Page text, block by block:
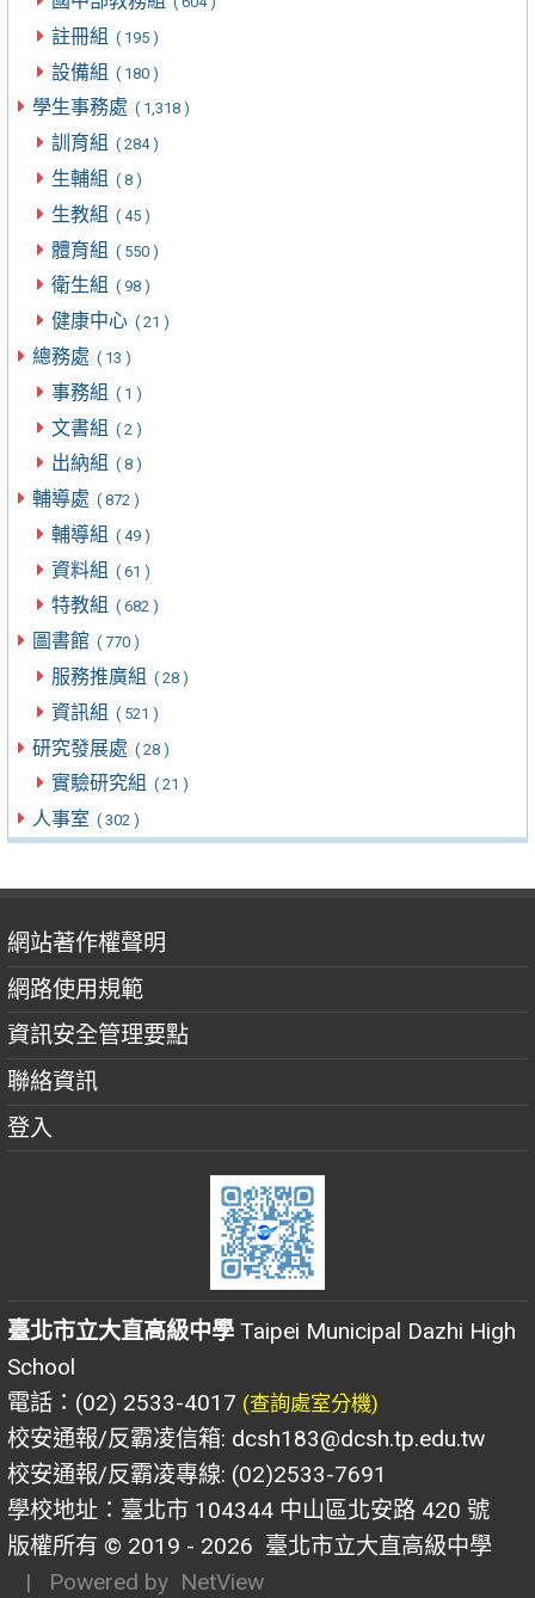
註冊組 ( 195 )
設備組 ( 180 )
學生事務處 ( 1,318 )
訓育組 ( 284 )
生輔組 ( 8 )
生教組 ( 45 )
體育組 ( 550 )
衛生組 ( 98 )
健康中心 ( 21 )
總務處 ( 13 )
事務組 ( 1 )
文書組 ( 2 )
出納組 ( 8 )
輔導處 ( 872 )
輔導組 ( 49 )
資料組 ( 61 )
特教組 ( 682 )
圖書館 ( 770 )
服務推廣組 ( 28 )
資訊組 ( 521 )
研究發展處 ( 28 )
實驗研究組 ( 21 )
人事室 ( 302 )
網站著作權聲明
網路使用規範
資訊安全管理要點
聯絡資訊
登入
臺北市立大直高級中學 Taipei Municipal Dazhi High
School
電話：(02) 2533-4017 (查詢處室分機)
校安通報/反霸凌信箱: dcsh183@dcsh.tp.edu.tw
校安通報/反霸凌專線: (02)2533-7691
學校地址：臺北市 104344 中山區北安路 420 號
版權所有 © 2019 - 2026 臺北市立大直高級中學
| Powered by NetView